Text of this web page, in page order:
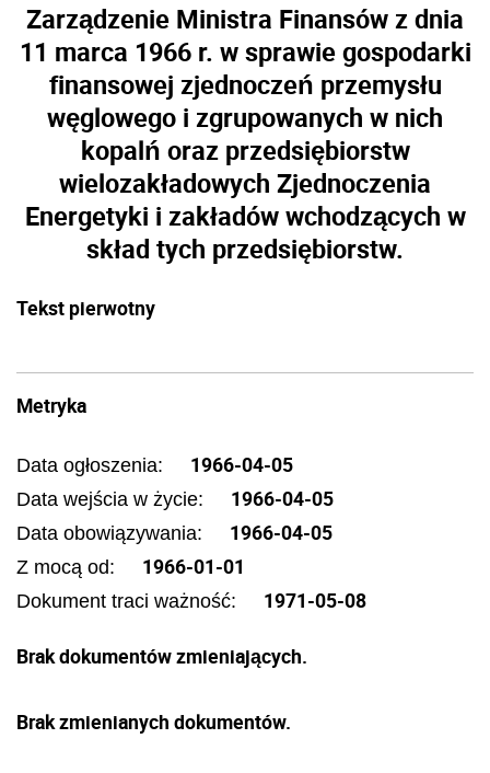
Zarządzenie Ministra Finansów z dnia
11 marca 1966 r. w sprawie gospodarki
finansowej zjednoczeń przemysłu
węglowego i zgrupowanych w nich
kopalń oraz przedsiębiorstw
wielozakładowych Zjednoczenia
Energetyki i zakładów wchodzących w
skład tych przedsiębiorstw.
Tekst pierwotny
Metryka
Data ogłoszenia: 1966-04-05
Data wejścia w życie: 1966-04-05
Data obowiązywania: 1966-04-05
Z mocą od: 1966-01-01
Dokument traci ważność: 1971-05-08
Brak dokumentów zmieniających.
Brak zmienianych dokumentów.